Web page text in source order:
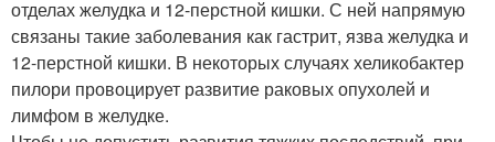
отделах желудка и 12-перстной кишки. С ней напрямую
связаны такие заболевания как гастрит, язва желудка и
12-перстной кишки. В некоторых случаях хеликобактер
пилори провоцирует развитие раковых опухолей и
лимфом в желудке.